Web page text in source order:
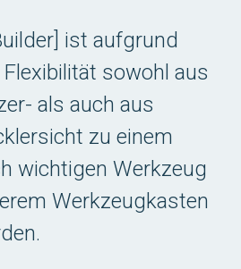
ist aufgrund
sowohl aus
als auch aus
zu einem
wichtigen Werkzeug
Werkzeugkasten